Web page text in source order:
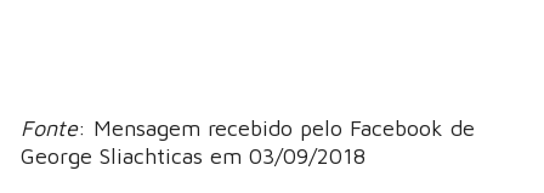
Fonte: Mensagem recebido pelo Facebook de
George Sliachticas em 03/09/2018